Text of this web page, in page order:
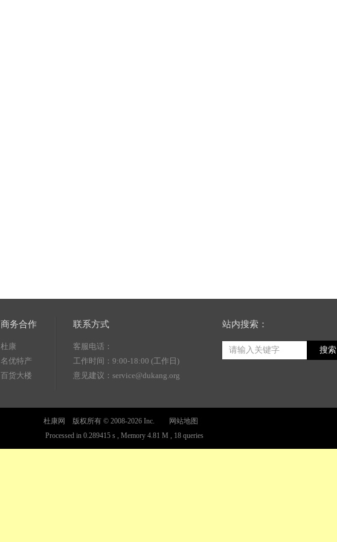
商务合作
杜康
名优特产
百货大楼
联系方式
客服电话：
工作时间：9:00-18:00 (工作日)
意见建议：service@dukang.org
站内搜索：
搜索
杜康网 版权所有 © 2008-2026 Inc.
网站地图
Processed in 0.289415 s , Memory 4.81 M , 18 queries